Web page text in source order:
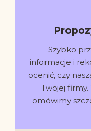
Szybko
informacje i
ocenić, czy
Twojej
omówimy